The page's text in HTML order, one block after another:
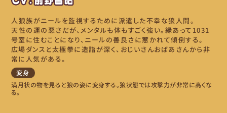
人狼族がニールを監視するために派遣した不幸な狼人間。
天性の運の悪さだが、メンタルも体もすごく強い。縁あって1031
号室に住むことになり、ニールの善良さに惹かれて傾倒する。
広場ダンスと太極拳に造詣が深く、おじいさんおばあさんから非
常に人気がある。
変身
満月状の物を見ると狼の姿に変身する。狼状態では攻撃力が非常に高くな
る。